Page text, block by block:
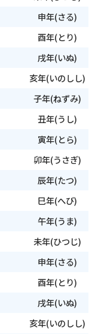
申年(さる)
酉年(とり)
戌年(いぬ)
亥年(いのしし)
子年(ねずみ)
丑年(うし)
寅年(とら)
卯年(うさぎ)
辰年(たつ)
巳年(へび)
午年(うま)
未年(ひつじ)
申年(さる)
酉年(とり)
戌年(いぬ)
亥年(いのしし)